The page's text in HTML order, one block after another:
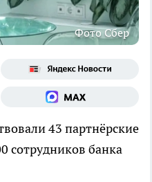
Фото Сбер
43 партнёрские
сотрудников банка